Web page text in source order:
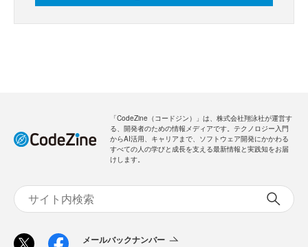
「CodeZine（コードジン）」は、株式会社翔泳社が運営す
る、開発者のための情報メディアです。テクノロジー入門
からAI活用、キャリアまで、ソフトウェア開発にかかわる
すべての人の学びと成長を支える最新情報と実践知をお届
けします。
メールバックナンバー